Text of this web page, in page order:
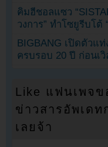
คิมฮีชอลแซว
วงการ” ทำโซยูรีบโต้
BIGBANG เปิดตัวแ
ครบรอบ 20 ปี ก่อนเ
Like แฟนเพจข
ข่าวสารอัพเด
เลยจ้า